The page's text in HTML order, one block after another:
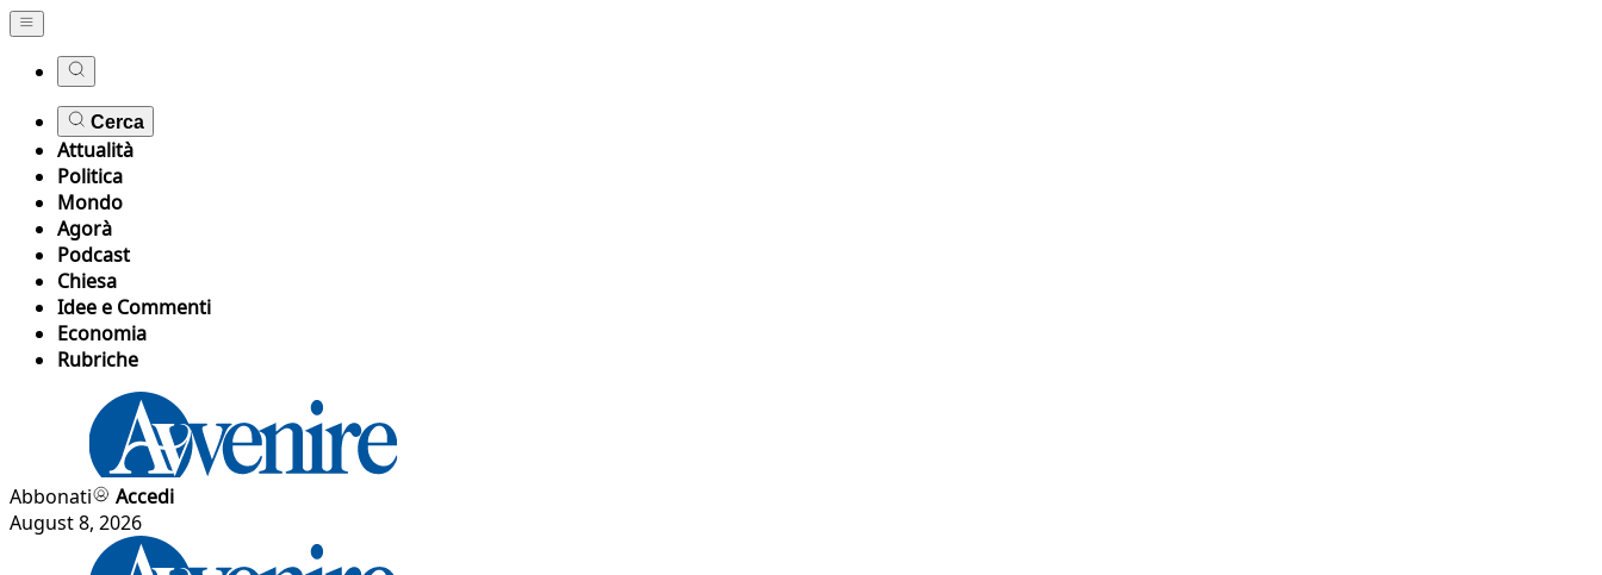
Cerca
Attualità
Politica
Mondo
Agorà
Podcast
Chiesa
Idee e Commenti
Economia
Rubriche
Abbonati
Accedi
August 8, 2026